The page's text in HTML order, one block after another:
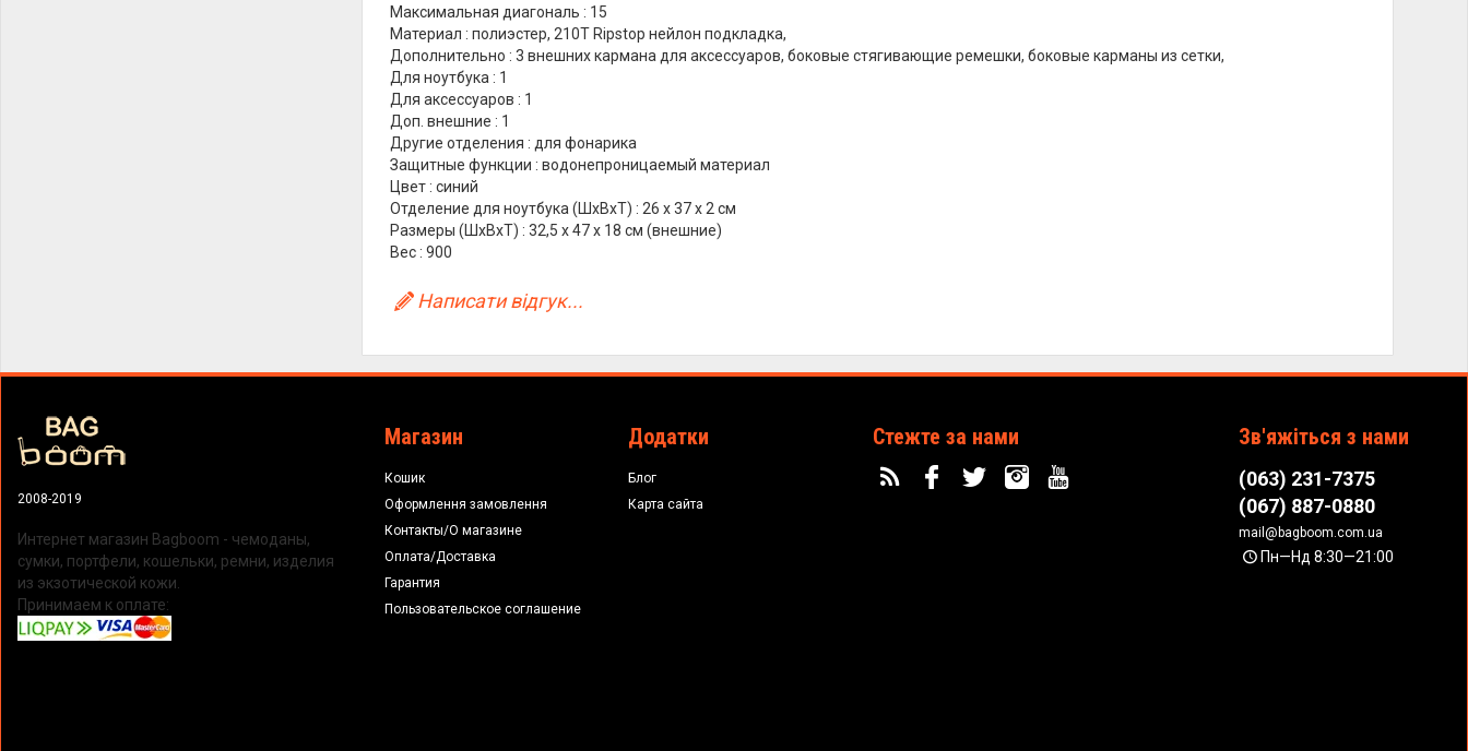
Максимальная диагональ : 15
Материал : полиэстер, 210T Ripstop нейлон подкладка,
Дополнительно : 3 внешних кармана для аксессуаров, боковые стягивающие ремешки, боковые карманы из сетки,
Для ноутбука : 1
Для аксессуаров : 1
Доп. внешние : 1
Другие отделения : для фонарика
Защитные функции : водонепроницаемый материал
Цвет : синий
Отделение для ноутбука (ШхВхТ) : 26 х 37 х 2 см
Размеры (ШхВхТ) : 32,5 х 47 х 18 см (внешние)
Вес : 900
Написати відгук...
2008-2019
Интернет магазин Bagboom - чемоданы,
сумки, портфели, кошельки, ремни, изделия
из экзотической кожи.
Принимаем к оплате:
Магазин
Кошик
Оформлення замовлення
Контакты/О магазине
Оплата/Доставка
Гарантия
Пользовательское соглашение
Додатки
Блог
Карта сайта
Стежте за нами Зв'яжіться з нами
(063) 231-7375
(067) 887-0880
mail@bagboom.com.ua
Пн—Нд 8:30—21:00